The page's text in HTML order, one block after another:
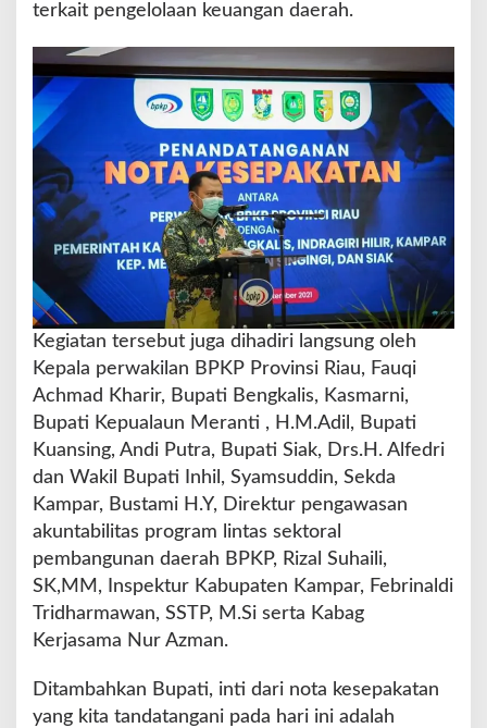
n
g
a
w
a
a
n
P
n
y
e
n
g
g
a
a
n
m
d
a
terkait pengelolaan keuangan daerah.
Kegiatan tersebut juga dihadiri langsung oleh
Kepala perwakilan BPKP Provinsi Riau, Fauqi
Achmad Kharir, Bupati Bengkalis, Kasmarni,
Bupati Kepualaun Meranti , H.M.Adil, Bupati
Kuansing, Andi Putra, Bupati Siak, Drs.H. Alfedri
dan Wakil Bupati Inhil, Syamsuddin, Sekda
Kampar, Bustami H.Y, Direktur pengawasan
akuntabilitas program lintas sektoral
pembangunan daerah BPKP, Rizal Suhaili,
SK,MM, Inspektur Kabupaten Kampar, Febrinaldi
Tridharmawan, SSTP, M.Si serta Kabag
Kerjasama Nur Azman.
Ditambahkan Bupati, inti dari nota kesepakatan
yang kita tandatangani pada hari ini adalah